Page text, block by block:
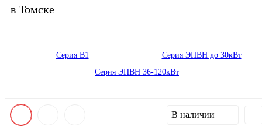
в Томске
Серия В1
Серия ЭПВН до 30кВт
Серия ЭПВН 36-120кВт
В наличии